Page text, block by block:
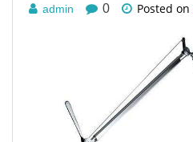
admin 0 Posted on